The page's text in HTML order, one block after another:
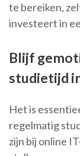
te bereiken,
investeert in
Blijf
studietijd
Het is
regelmatig
zijn bij online